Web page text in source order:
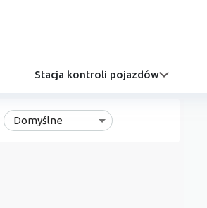
Stacja kontroli pojazdów
Domyślne